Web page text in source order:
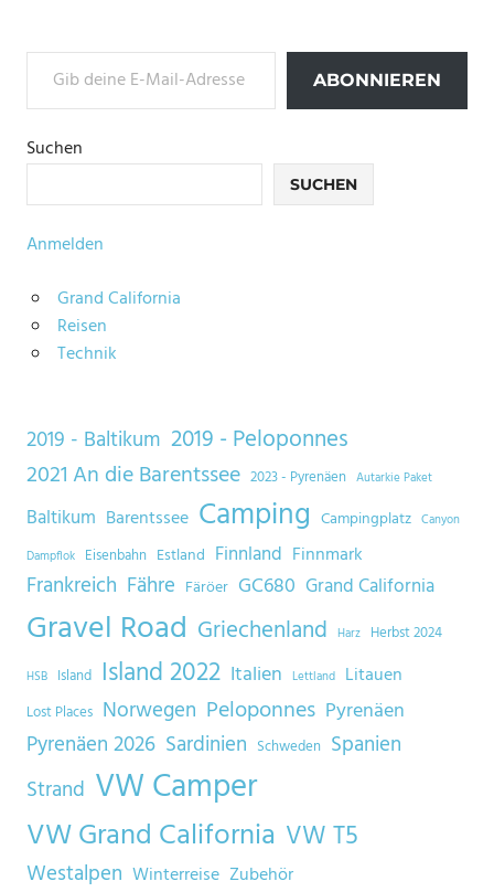
Gib deine E-Mail-Adresse ein ...
ABONNIEREN
Suchen
SUCHEN
Anmelden
Grand California
Reisen
Technik
2019 - Baltikum 2019 - Peloponnes
2021 An die Barentssee 2023 - Pyrenäen Autarkie Paket
Baltikum Barentssee Camping Campingplatz Canyon
Dampflok Eisenbahn Estland Finnland Finnmark
Frankreich Fähre Färöer GC680 Grand California
Gravel Road Griechenland Harz Herbst 2024
HSB Island Island 2022 Italien Lettland Litauen
Lost Places Norwegen Peloponnes Pyrenäen
Pyrenäen 2026 Sardinien Schweden Spanien
Strand VW Camper
VW Grand California VW T5
Westalpen Winterreise Zubehör